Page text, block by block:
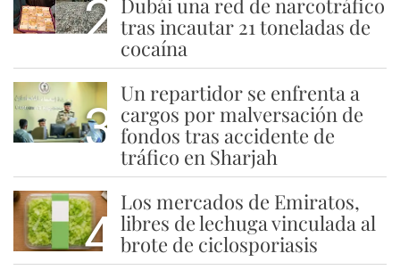
2 tras incautar 21 toneladas de
cocaína
3
Un repartidor se enfrenta a
cargos por malversación de
fondos tras accidente de
tráfico en Sharjah
4
Los mercados de Emiratos,
libres de lechuga vinculada al
brote de ciclosporiasis